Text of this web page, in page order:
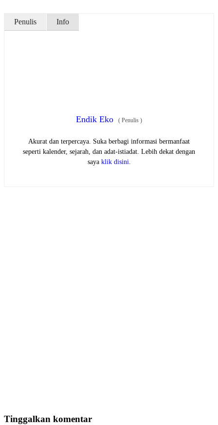
Penulis Info
Endik Eko ( Penulis )
Akurat dan terpercaya. Suka berbagi informasi bermanfaat
seperti kalender, sejarah, dan adat-istiadat. Lebih dekat dengan
saya klik disini
Tinggalkan komentar